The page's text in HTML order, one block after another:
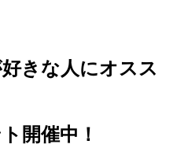
きな人にオスス
開催中！